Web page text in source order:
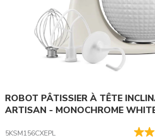
ROBOT PÂTISSIER À TÊTE
ARTISAN - MONOCHROME
5KSM156CXEPL